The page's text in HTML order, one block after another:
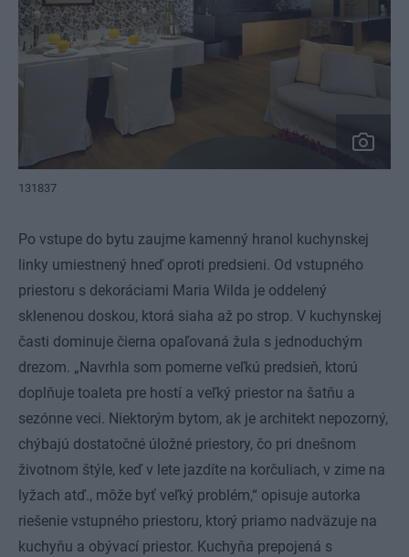
131837
Po vstupe do bytu zaujme kamenný hranol kuchynskej
linky umiestnený hneď oproti predsieni. Od vstupného
priestoru s dekoráciami Maria Wilda je oddelený
sklenenou doskou, ktorá siaha až po strop. V kuchynskej
časti dominuje čierna opaľovaná žula s jednoduchým
drezom. „Navrhla som pomerne veľkú predsieň, ktorú
doplňuje toaleta pre hostí a veľký priestor na šatňu a
sezónne veci. Niektorým bytom, ak je architekt nepozorný,
chýbajú dostatočné úložné priestory, čo pri dnešnom
životnom štýle, keď v lete jazdíte na korčuliach, v zime na
lyžach atď., môže byť veľký problém,“ opisuje autorka
riešenie vstupného priestoru, ktorý priamo nadväzuje na
kuchyňu a obývací priestor. Kuchyňa prepojená s